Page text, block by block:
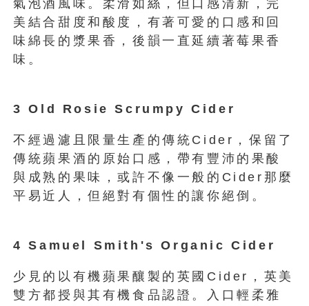
氣泡酒風味。柔滑如絲，但口感清新，完
美結合甜度和酸度，有著可愛的口感和回
味綿長的漿果香，後韻一直延續著莓果香
味。
3 Old Rosie Scrumpy Cider
不經過濾且限量生產的傳統Cider，保留了
傳統蘋果酒的原始口感，帶有豐沛的果酸
與成熟的果味，或許不像一般的Cider那麼
平易近人，但絕對有個性的讓你絕倒。
4 Samuel Smith's Organic Cider
少見的以有機蘋果釀製的英國Cider，英美
雙方都授與其有機食品認證。入口輕柔雅